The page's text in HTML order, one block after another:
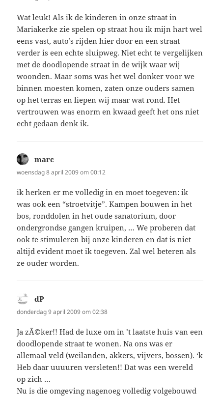
Wat leuk! Als ik de kinderen in onze straat in
Mariakerke zie spelen op straat hou ik mijn hart wel
eens vast, auto’s rijden hier door en een straat
verder is een echte sluipweg. Niet echt te vergelijken
met de doodlopende straat in de wijk waar wij
woonden. Maar soms was het wel donker voor we
binnen moesten komen, zaten onze ouders samen
op het terras en liepen wij maar wat rond. Het
vertrouwen was enorm en kwaad geeft het ons niet
echt gedaan denk ik.
marc
woensdag 8 april 2009 om 00:12
ik herken er me volledig in en moet toegeven: ik
was ook een “stroetvitje”. Kampen bouwen in het
bos, ronddolen in het oude sanatorium, door
ondergrondse gangen kruipen, … We proberen dat
ook te stimuleren bij onze kinderen en dat is niet
altijd evident moet ik toegeven. Zal wel beteren als
ze ouder worden.
dP
donderdag 9 april 2009 om 02:38
Ja zÃ©ker!! Had de luxe om in ’t laatste huis van een
doodlopende straat te wonen. Na ons was er
allemaal veld (weilanden, akkers, vijvers, bossen). ‘k
Heb daar uuuuren versleten!! Dat was een wereld
op zich …
Nu is die omgeving nagenoeg volledig volgebouwd